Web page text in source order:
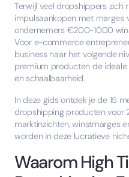
Terwijl veel dropshippers zich
impulsaankopen met marges
ondernemers €200-1000
Voor e-commerce
business naar het volgende
premium producten de
en schaalbaarheid.
In deze gids ontdek je de 15
dropshipping producten voor
marktinzichten, winstmarges
worden in deze lucratieve
Waarom High